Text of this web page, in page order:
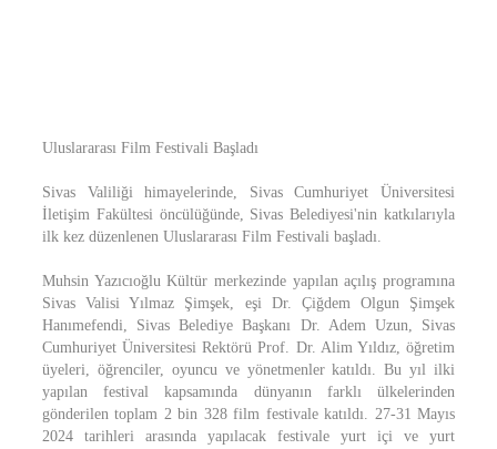
Uluslararası Film Festivali Başladı
Sivas Valiliği himayelerinde, Sivas Cumhuriyet Üniversitesi
İletişim Fakültesi öncülüğünde, Sivas Belediyesi'nin katkılarıyla
ilk kez düzenlenen Uluslararası Film Festivali başladı.
Muhsin Yazıcıoğlu Kültür merkezinde yapılan açılış programına
Sivas Valisi Yılmaz Şimşek, eşi Dr. Çiğdem Olgun Şimşek
Hanımefendi, Sivas Belediye Başkanı Dr. Adem Uzun, Sivas
Cumhuriyet Üniversitesi Rektörü Prof. Dr. Alim Yıldız, öğretim
üyeleri, öğrenciler, oyuncu ve yönetmenler katıldı. Bu yıl ilki
yapılan festival kapsamında dünyanın farklı ülkelerinden
gönderilen toplam 2 bin 328 film festivale katıldı. 27-31 Mayıs
2024 tarihleri arasında yapılacak festivale yurt içi ve yurt